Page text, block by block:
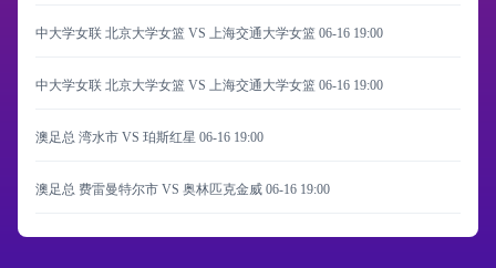
中大学女联 北京大学女篮 VS 上海交通大学女篮 06-16 19:00
中大学女联 北京大学女篮 VS 上海交通大学女篮 06-16 19:00
澳足总 湾水市 VS 珀斯红星 06-16 19:00
澳足总 费雷曼特尔市 VS 奥林匹克金威 06-16 19:00